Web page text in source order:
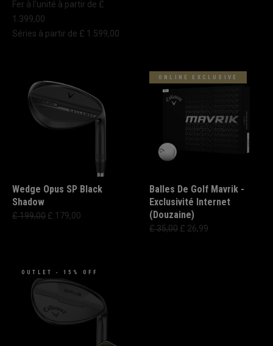
Fer à l'unité à partir de £
1.399,00
Séries à partir de £ 1.599,00
Wedge Opus SP Black
Shadow
£ 199,00 £ 179,00
ONLINE EXCLUSIVE
Balles De Golf Mavrik -
Exclusivité Internet
(Douzaine)
£ 35,00 £ 26,99
OUTLET - 15% OFF